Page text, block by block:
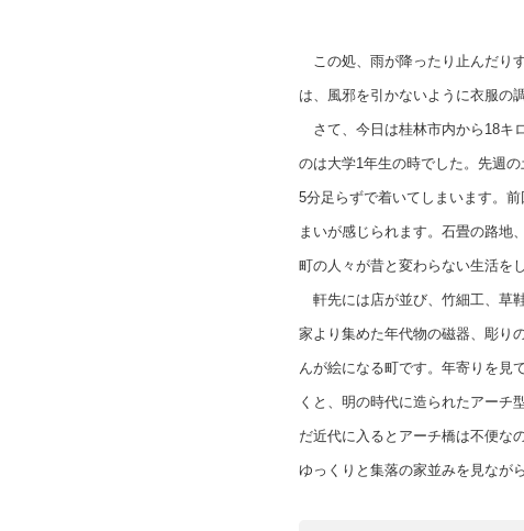
この処、雨が降ったり止んだり
は、風邪を引かないように衣服の
さて、今日は桂林市内から18キ
のは大学1年生の時でした。先週
5分足らずで着いてしまいます。
まいが感じられます。石畳の路地
町の人々が昔と変わらない生活を
軒先には店が並び、竹細工、草
家より集めた年代物の磁器、彫り
んが絵になる町です。年寄りを見
くと、明の時代に造られたアーチ
だ近代に入るとアーチ橋は不便な
ゆっくりと集落の家並みを見なが